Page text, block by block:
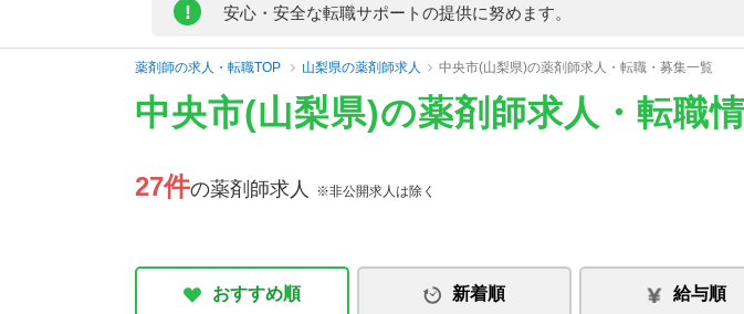
! 安心・安全な転職サポートの提供に努めます。
薬剤師の求人・転職TOP 山梨県の薬剤師求人 中央市(山梨県)の薬剤師求人・転職・募集一覧
中央市(山梨県)の薬剤師求人・転職
27件の薬剤師求人 ※非公開求人は除く
おすすめ順 新着順 給与順